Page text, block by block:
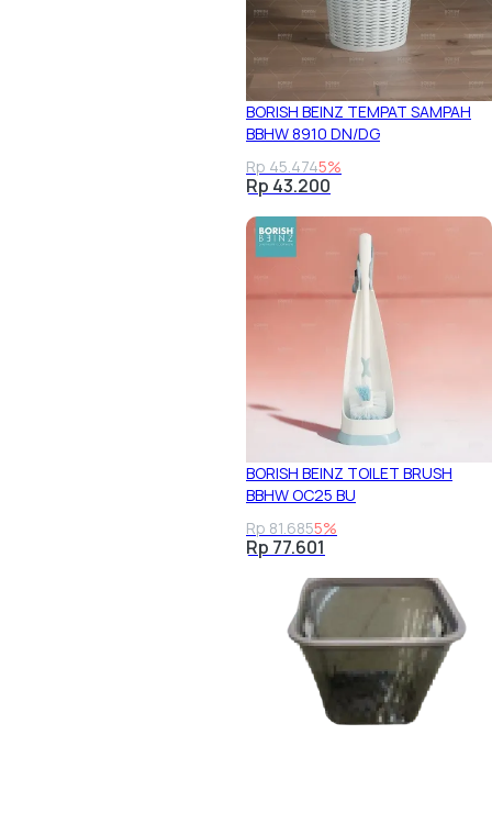
BORISH BEINZ TEMPAT SAMPAH
BBHW 8910 DN/DG
Rp 45.4745%
Rp 43.200
BORISH BEINZ TOILET BRUSH
BBHW OC25 BU
Rp 81.6855%
Rp 77.601